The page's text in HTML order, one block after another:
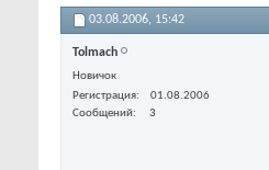
03.08.2006, 15:42
Tolmach
Новичок
Регистрация
01.08.2006
Сообщений
3